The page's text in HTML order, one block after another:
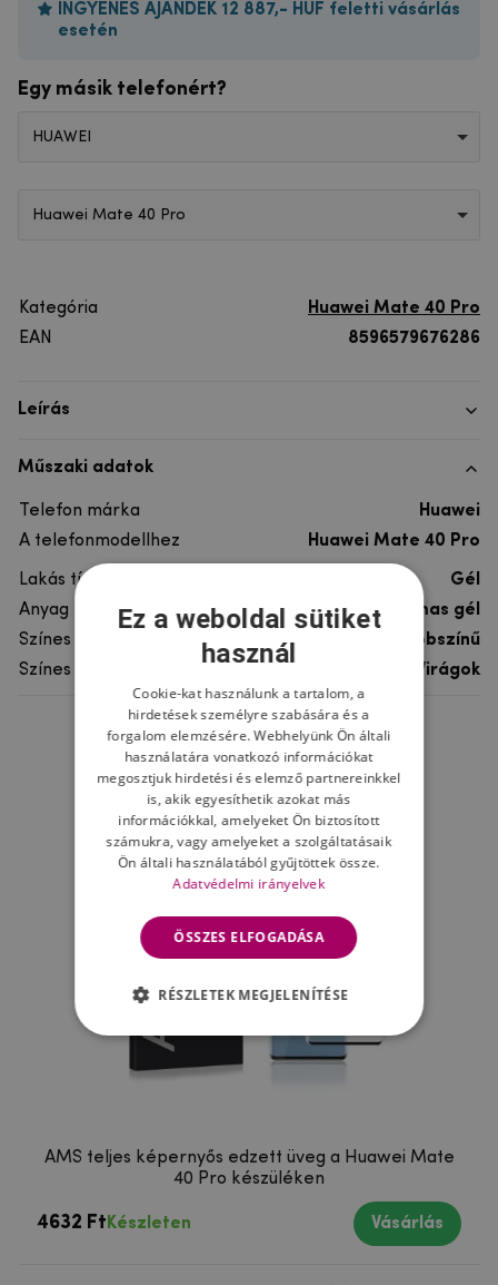
INGYENES AJÁNDÉK 12 887,- HUF feletti vásárlás
esetén
Egy másik telefonért?
HUAWEI
Huawei Mate 40 Pro
Kategória
Huawei Mate 40 Pro
EAN
8596579676286
Leírás
Műszaki adatok
Telefon márka
Huawei
A telefonmodellhez
Huawei Mate 40 Pro
Lakás típusa
Gél
Anyag
rugalmas gél
Színes
többszínű
Színes motívum
Virágok
Ne felejtsd el
AMS teljes képernyős edzett üveg a Huawei Mate
40 Pro készüléken
4632 Ft Készleten Vásárlás
Ez a weboldal sütiket
használ
Cookie-kat használunk a tartalom, a
hirdetések személyre szabására és a
forgalom elemzésére. Webhelyünk Ön általi
használatára vonatkozó információkat
megosztjuk hirdetési és elemző partnereinkkel
is, akik egyesíthetik azokat más
információkkal, amelyeket Ön biztosított
számukra, vagy amelyeket a szolgáltatásaik
Ön általi használatából gyűjtöttek össze.
Adatvédelmi irányelvek
ÖSSZES ELFOGADÁSA
RÉSZLETEK MEGJELENÍTÉSE